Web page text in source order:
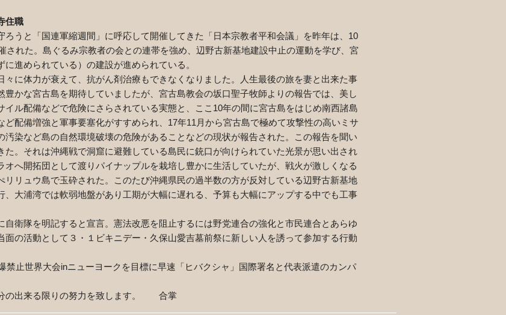
住職
うと「国連軍縮週間」に呼応して開催してきた「日本宗教者平和会議」を昨年は、 10
された。島ぐるみ宗教者の会との連帯を強め、辺野古新基地建設中止の運動を学び、宮
進められている）の建設が進められている。
に体力が衰えて、抗がん剤治療もできなくなりました。人生最後の旅を妻と出来た事
かな宮古島を期待していましたが、宮古島教会の坂口聖子牧師よりの報告では、美し
ル配備などで危険にさらされている実態と、ここ 10年の間に宮古島をはじめ南西諸島
配備増強と軍事要塞化がすすめられ、 17年11 月から宮古島で極めて攻撃性の高いミサ
汚染など島の自然環境破壊の危険があることなどの現状が報告された。この報告を聞い
た。それは沖縄戦で洞窟に避難している島民に銃口が向けられていた光景が思い出され
へ開拓団として渡りパイナップルを栽培し豊かに生活していたが、戦火が激しくなる
リリュウ島で玉砕された。このたび沖縄県民の過半数の方が反対している辺野古新基地
大浦湾では軟弱地盤があり工期が大幅に遅れる、予算も大幅にアップする中でも工事
衛隊を明記すると宣言。憲法改悪を阻止するには野党連合の強化と市民連合とあらゆ
の活動として３・１ビキニデー・久保山愛吉墓前祭に新しい人を誘って参加する行動
禁止世界大会inニューヨークを目標に早速「ヒバクシャ」国際署名と代表派遣のカンパ
の出来る限りの努力を致します。 合掌